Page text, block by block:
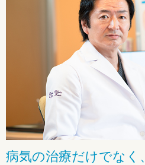
病気の治療だけでなく